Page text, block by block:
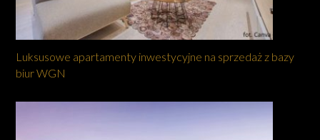
Luksusowe apartamenty inwestycyjne na sprzedaż z bazy
biur WGN